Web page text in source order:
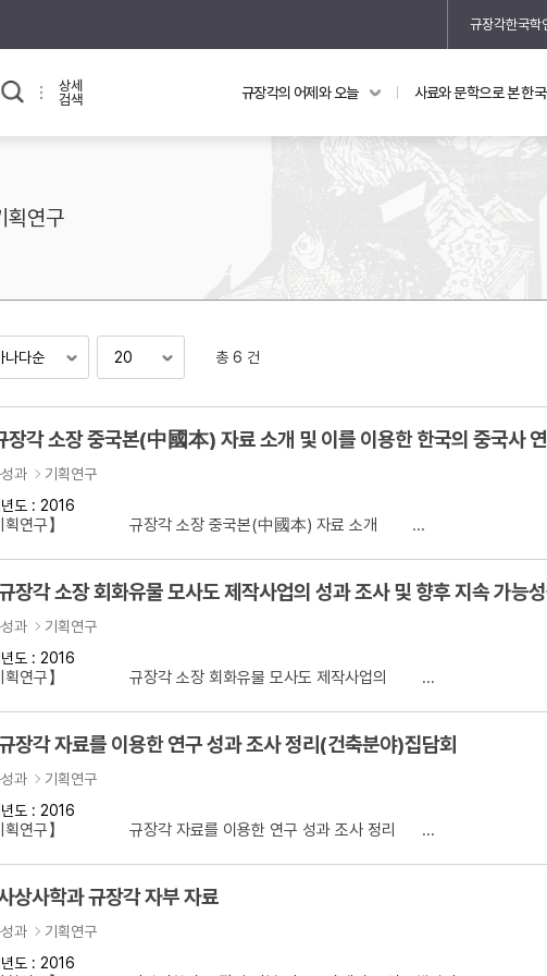
규장각한국학
교과 연동 자료 의궤와 지리지
상세
검색
” 또는 “정약용”이 포함된 자료를 검색
가 나온 후 “정약용”이 나오지 않는 자
색
규장각의 어제와 오늘 사료와 문학으로 본 한
획연구
총 6 건
장각 소장 중국본(中國本) 자료 소개 및 이를 이용한 한국의 중국사
과
기획연구
년도 : 2016
획연구】 규장각 소장 중국본(中國本) 자료 소개 ...
장각 소장 회화유물 모사도 제작사업의 성과 조사 및 향후 지속 가능
과
기획연구
년도 : 2016
획연구】 규장각 소장 회화유물 모사도 제작사업의 ...
장각 자료를 이용한 연구 성과 조사 정리(건축분야)집담회
과
기획연구
년도 : 2016
획연구】 규장각 자료를 이용한 연구 성과 조사 정리 ...
상사학과 규장각 자부 자료
과
기획연구
년도 : 2016